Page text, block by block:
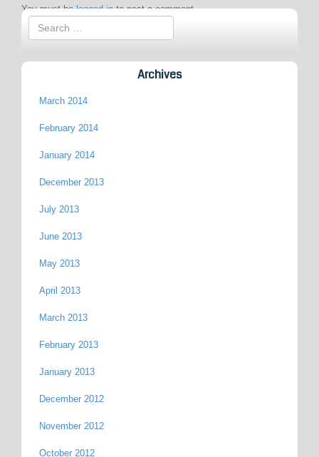
You must belogged into post a comment.
Archives
March 2014
February 2014
January 2014
December 2013
July 2013
June 2013
May 2013
April 2013
March 2013
February 2013
January 2013
December 2012
November 2012
October 2012